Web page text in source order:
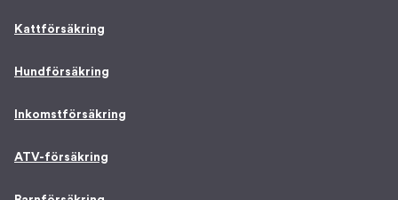
Kattförsäkring
Hundförsäkring
Inkomstförsäkring
ATV-försäkring